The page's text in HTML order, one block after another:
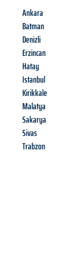
Ankara
Batman
Denizli
Erzincan
Hatay
Istanbul
Kirikkale
Malatya
Sakarya
Sivas
Trabzon